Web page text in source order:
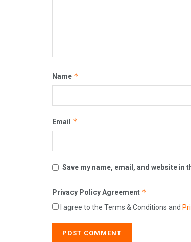
Name *
Email *
Save my name, email, and website
Privacy Policy Agreement *
I agree to the Terms & Conditions and